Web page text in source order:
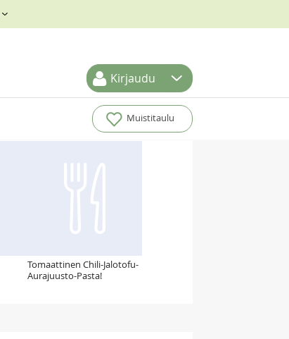
Kirjaudu
Muistitaulu
Tomaattinen Chili-Jalotofu-
Aurajuusto-Pasta!